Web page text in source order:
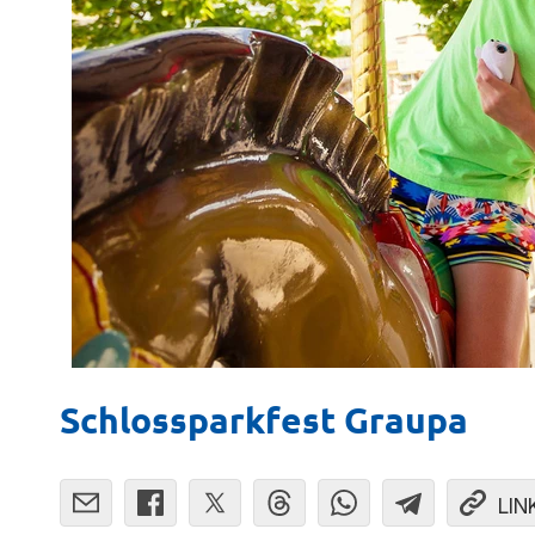
Schlossparkfest Graupa